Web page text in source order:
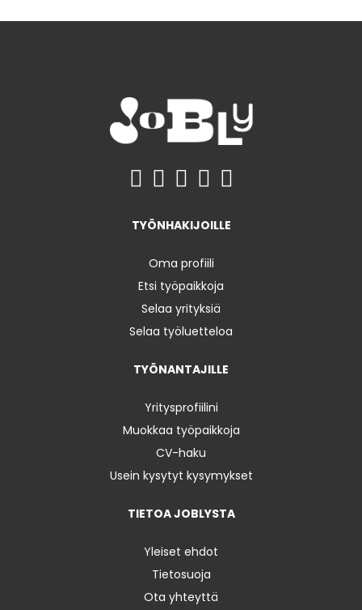
TYÖNHAKIJOILLE
Oma profiili
Etsi työpaikkoja
Selaa yrityksiä
Selaa työluetteloa
TYÖNANTAJILLE
Yritysprofiilini
Muokkaa työpaikkoja
CV-haku
Usein kysytyt kysymykset
TIETOA JOBLYSTA
Yleiset ehdot
Tietosuoja
Ota yhteyttä